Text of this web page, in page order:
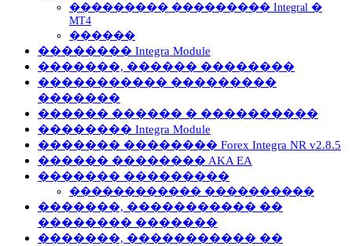
��������� ��������� Integral �
MT4
������
�������� Integra Module
�������, ������ ��������
����������� ���������
�������
������ ������ � ����������
�������� Integra Module
������� �������� Forex Integra NR v2.8.5
������ �������� AKA EA
������� ���������
������������ ����������
�������, ����������� ��
�������� �������
�������, ����������� ��